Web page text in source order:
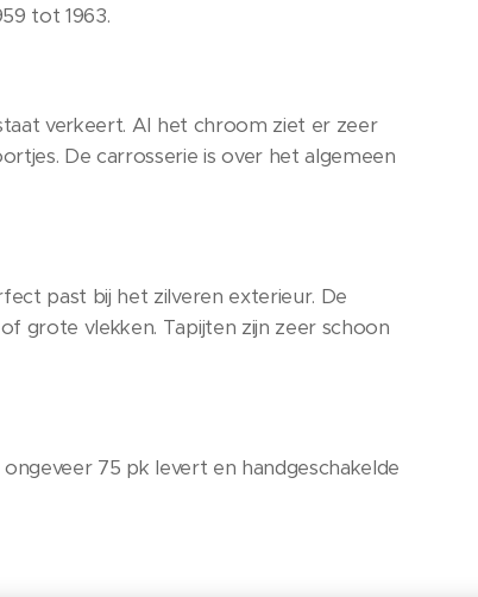
tot 1963.
verkeert. Al het chroom ziet er zeer
De carrosserie is over het algemeen
past bij het zilveren exterieur. De
grote vlekken. Tapijten zijn zeer schoon
75 pk levert en handgeschakelde